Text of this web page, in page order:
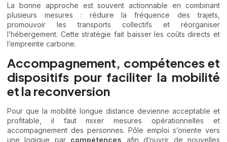
La bonne approche est souvent actionnable en combinant
plusieurs mesures : réduire la fréquence des trajets,
promouvoir les transports collectifs et réorganiser
l’hébergement. Cette stratégie fait baisser les coûts directs et
l’empreinte carbone.
Accompagnement, compétences et
dispositifs pour faciliter la mobilité
et la reconversion
Pour que la mobilité longue distance devienne acceptable et
profitable, il faut mixer mesures opérationnelles et
accompagnement des personnes. Pôle emploi s’oriente vers
une logique par compétences afin d’ouvrir de nouvelles